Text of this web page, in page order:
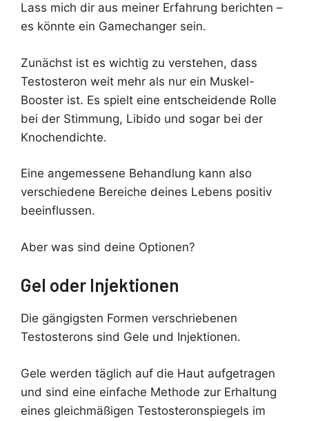
Lass mich dir aus meiner Erfahrung berichten –
es könnte ein Gamechanger sein.
Zunächst ist es wichtig zu verstehen, dass
Testosteron weit mehr als nur ein Muskel-
Booster ist. Es spielt eine entscheidende Rolle
bei der Stimmung, Libido und sogar bei der
Knochendichte.
Eine angemessene Behandlung kann also
verschiedene Bereiche deines Lebens positiv
beeinflussen.
Aber was sind deine Optionen?
Gel oder Injektionen
Die gängigsten Formen verschriebenen
Testosterons sind Gele und Injektionen.
Gele werden täglich auf die Haut aufgetragen
und sind eine einfache Methode zur Erhaltung
eines gleichmäßigen Testosteronspiegels im